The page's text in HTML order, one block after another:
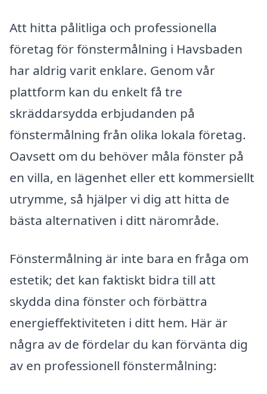
Att hitta pålitliga och professionella
företag för fönstermålning i Havsbaden
har aldrig varit enklare. Genom vår
plattform kan du enkelt få tre
skräddarsydda erbjudanden på
fönstermålning från olika lokala företag.
Oavsett om du behöver måla fönster på
en villa, en lägenhet eller ett kommersiellt
utrymme, så hjälper vi dig att hitta de
bästa alternativen i ditt närområde.
Fönstermålning är inte bara en fråga om
estetik; det kan faktiskt bidra till att
skydda dina fönster och förbättra
energieffektiviteten i ditt hem. Här är
några av de fördelar du kan förvänta dig
av en professionell fönstermålning: